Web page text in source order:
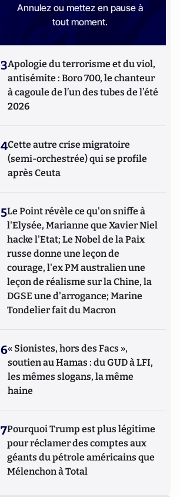
Annulez ou mettez en pause à
tout moment.
3Apologie du terrorisme et du viol,
antisémite : Boro 700, le chanteur
à cagoule de l’un des tubes de l’été
2026
4Cette autre crise migratoire
(semi-orchestrée) qui se profile
après Ceuta
5Le Point révèle ce qu'on sniffe à
l'Elysée, Marianne que Xavier Niel
hacke l'Etat; Le Nobel de la Paix
russe donne une leçon de
courage, l'ex PM australien une
leçon de réalisme sur la Chine, la
DGSE une d'arrogance; Marine
Tondelier fait du Macron
6« Sionistes, hors des Facs »,
soutien au Hamas : du GUD à LFI,
les mêmes slogans, la même
haine
7Pourquoi Trump est plus légitime
pour réclamer des comptes aux
géants du pétrole américains que
Mélenchon à Total